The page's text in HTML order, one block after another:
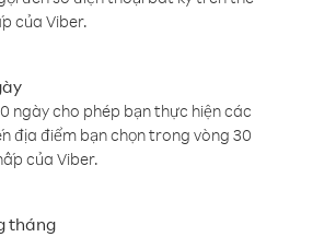
của Viber.
ngày cho phép bạn thực hiện các
địa điểm bạn chọn trong vòng 30
của Viber.
tháng